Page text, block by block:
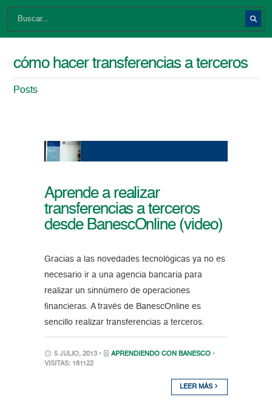
cómo hacer transferencias a terceros
Posts
Aprende a realizar
transferencias a terceros
desde BanescOnline (video)
Gracias a las novedades tecnológicas ya no es
necesario ir a una agencia bancaria para
realizar un sinnúmero de operaciones
financieras. A través de BanescOnline es
sencillo realizar transferencias a terceros.
5 JULIO, 2013 • APRENDIENDO CON BANESCO •
VISITAS: 181122
LEER MÁS